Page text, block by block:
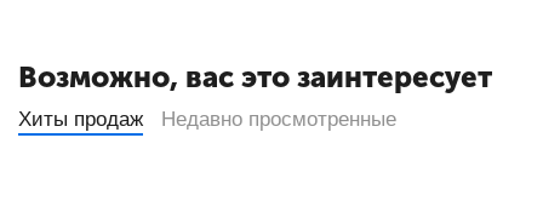
Возможно, вас это заинтересует
Хиты продаж Недавно просмотренные